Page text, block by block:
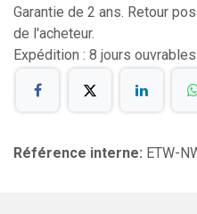
Garantie de 2 ans. Retour
de l'acheteur.
Expédition : 8 jours ouvrables
Référence interne: ETW-